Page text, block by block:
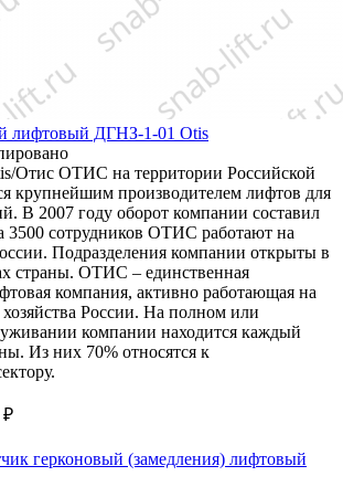
лифтовый ДГНЗ-1-01 Otis
Отис ОТИС на территории Российской
крупнейшим производителем лифтов для
В 2007 году оборот компании составил
3500 сотрудников ОТИС работают на
Подразделения компании открыты в
страны. ОТИС – единственная
компания, активно работающая на
России. На полном или
компании находится каждый
Из них 70% относятся к
₽